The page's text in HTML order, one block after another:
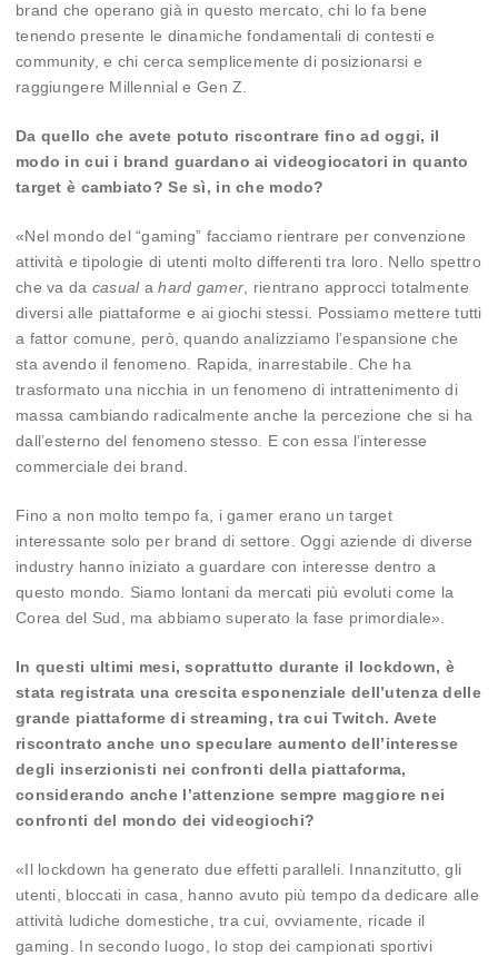
brand che operano già in questo mercato, chi lo fa bene
tenendo presente le dinamiche fondamentali di contesti e
community, e chi cerca semplicemente di posizionarsi e
raggiungere Millennial e Gen Z.
Da quello che avete potuto riscontrare fino ad oggi, il
modo in cui i brand guardano ai videogiocatori in quanto
target è cambiato? Se sì, in che modo?
«Nel mondo del “gaming” facciamo rientrare per convenzione
attività e tipologie di utenti molto differenti tra loro. Nello spettro
che va da casual ahard gamer , rientrano approcci totalmente
diversi alle piattaforme e ai giochi stessi. Possiamo mettere tutti
a fattor comune, però, quando analizziamo l’espansione che
sta avendo il fenomeno. Rapida, inarrestabile. Che ha
trasformato una nicchia in un fenomeno di intrattenimento di
massa cambiando radicalmente anche la percezione che si ha
dall’esterno del fenomeno stesso. E con essa l’interesse
commerciale dei brand.
Fino a non molto tempo fa, i gamer erano un target
interessante solo per brand di settore. Oggi aziende di diverse
industry hanno iniziato a guardare con interesse dentro a
questo mondo. Siamo lontani da mercati più evoluti come la
Corea del Sud, ma abbiamo superato la fase primordiale».
In questi ultimi mesi, soprattutto durante il lockdown, è
stata registrata una crescita esponenziale dell’utenza delle
grande piattaforme di streaming, tra cui Twitch. Avete
riscontrato anche uno speculare aumento dell’interesse
degli inserzionisti nei confronti della piattaforma,
considerando anche l’attenzione sempre maggiore nei
confronti del mondo dei videogiochi?
«Il lockdown ha generato due effetti paralleli. Innanzitutto, gli
utenti, bloccati in casa, hanno avuto più tempo da dedicare alle
attività ludiche domestiche, tra cui, ovviamente, ricade il
gaming. In secondo luogo, lo stop dei campionati sportivi